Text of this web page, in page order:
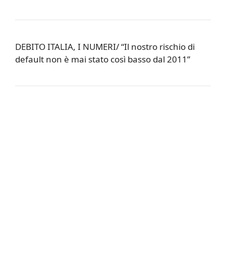
DEBITO ITALIA, I NUMERI/ “Il nostro rischio di
default non è mai stato così basso dal 2011”